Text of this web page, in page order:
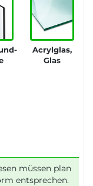
Acrylglas,
Glas
müssen plan
entsprechen.